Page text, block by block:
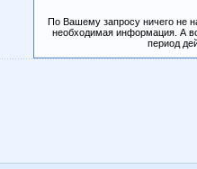
По Вашему запросу ничего не
необходимая информация. А
период